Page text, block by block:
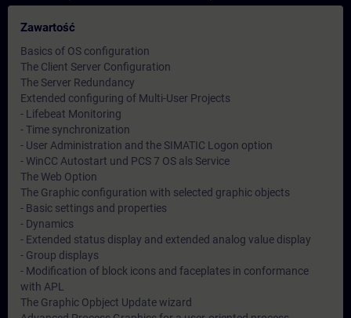
Zawartość
Basics of OS configuration
The Client Server Configuration
The Server Redundancy
Extended configuring of Multi-User Projects
- Lifebeat Monitoring
- Time synchronization
- User Administration and the SIMATIC Logon option
- WinCC Autostart und PCS 7 OS als Service
The Web Option
The Graphic configuration with selected graphic objects
- Basic settings and properties
- Dynamics
- Extended status display and extended analog value display
- Group displays
- Modification of block icons and faceplates in conformance
with APL
The Graphic Opbject Update wizard